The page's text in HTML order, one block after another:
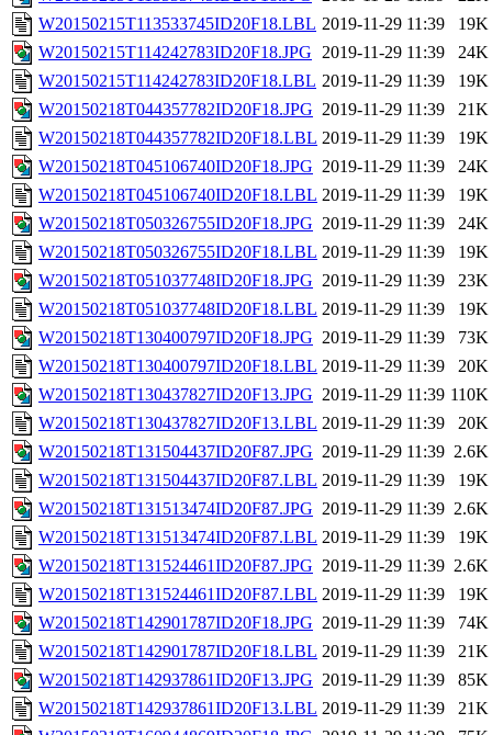
W20150215T113533745ID20F18.LBL 2019-11-29 11:39
19K
W20150215T114242783ID20F18.JPG 2019-11-29 11:39
24K
W20150215T114242783ID20F18.LBL 2019-11-29 11:39
19K
W20150218T044357782ID20F18.JPG 2019-11-29 11:39
21K
W20150218T044357782ID20F18.LBL 2019-11-29 11:39
19K
W20150218T045106740ID20F18.JPG 2019-11-29 11:39
24K
W20150218T045106740ID20F18.LBL 2019-11-29 11:39
19K
W20150218T050326755ID20F18.JPG 2019-11-29 11:39
24K
W20150218T050326755ID20F18.LBL 2019-11-29 11:39
19K
W20150218T051037748ID20F18.JPG 2019-11-29 11:39
23K
W20150218T051037748ID20F18.LBL 2019-11-29 11:39
19K
W20150218T130400797ID20F18.JPG 2019-11-29 11:39
73K
W20150218T130400797ID20F18.LBL 2019-11-29 11:39
20K
W20150218T130437827ID20F13.JPG 2019-11-29 11:39 110K
W20150218T130437827ID20F13.LBL 2019-11-29 11:39
20K
W20150218T131504437ID20F87.JPG 2019-11-29 11:39 2.6K
W20150218T131504437ID20F87.LBL 2019-11-29 11:39
19K
W20150218T131513474ID20F87.JPG 2019-11-29 11:39 2.6K
W20150218T131513474ID20F87.LBL 2019-11-29 11:39
19K
W20150218T131524461ID20F87.JPG 2019-11-29 11:39 2.6K
W20150218T131524461ID20F87.LBL 2019-11-29 11:39
19K
W20150218T142901787ID20F18.JPG 2019-11-29 11:39
74K
W20150218T142901787ID20F18.LBL 2019-11-29 11:39
21K
W20150218T142937861ID20F13.JPG 2019-11-29 11:39
85K
W20150218T142937861ID20F13.LBL 2019-11-29 11:39
21K